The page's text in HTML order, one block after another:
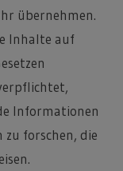
übernehmen.
Inhalte auf
Informationen
forschen, die